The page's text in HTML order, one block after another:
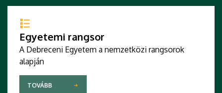
Egyetemi rangsor
A Debreceni Egyetem a nemzetközi rangsorok
alapján
TOVÁBB